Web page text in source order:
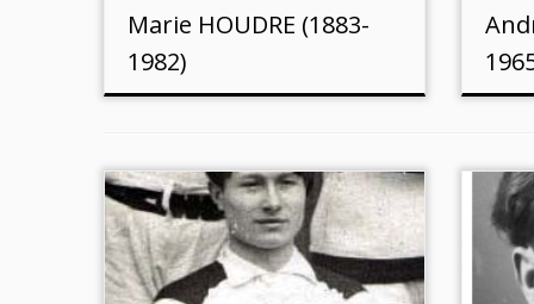
Marie HOUDRE (1883-
1982)